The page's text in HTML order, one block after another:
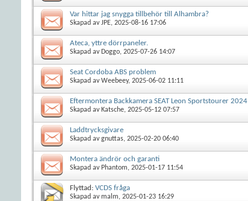
Var hittar jag snygga tillbehör till Alhambra?
Skapad avJPE, 2025-08-16 17:06
Ateca, yttre dörrpaneler.
Skapad av Doggo, 2025-07-26 14:07
Seat Cordoba ABS problem
Skapad avWeebeey, 2025-06-02 11:11
Eftermontera Backkamera SEAT Leon Sportstourer 2024
Skapad av Katsche, 2025-05-12 07:57
Laddtrycksgivare
Skapad avgnuttas, 2025-02-20 06:40
Montera ändrör och garanti
Skapad av Phantom, 2025-01-17 11:54
Flyttad: VCDS fråga
Skapad avmalm, 2025-01-23 16:29